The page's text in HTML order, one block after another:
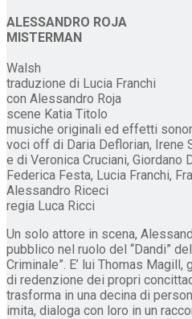
MISTERMAN
di
traduzione di Lucia Franchi
con Alessandro Roja
scene Katia Titolo
musiche originali ed effetti
voci off di Daria Deflorian, Irene
e di Veronica Cruciani, Giordano
Federica Festa, Lucia Franchi,
Alessandro Riceci
regia Luca Ricci
Un solo attore in scena,
pubblico nel ruolo del “Dandi”
Criminale”. E’ lui Thomas
di redenzione dei propri
trasforma in una decina di
imita, dialoga con loro in un